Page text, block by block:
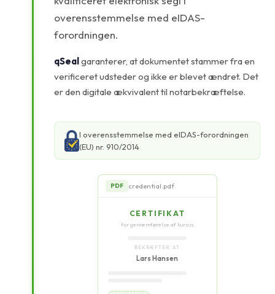
overensstemmelse med eIDAS-
forordningen.
qSealgaranterer, at dokumentet stammer fra en
verificeret udsteder og ikke er blevet ændret. Det
er den digitale ækvivalent til notarbekræftelse.
I overensstemmelse med eIDAS-forordningen
(EU) nr. 910/2014
PDF credential.pdf
CERTIFIKAT
for gennemførelse af kursus
BEKRÆFTER, AT
Lars Hansen